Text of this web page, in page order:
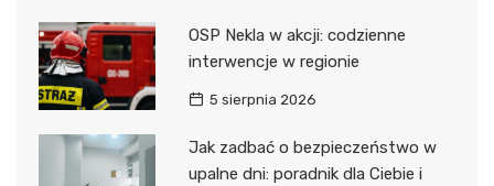
OSP Nekla w akcji: codzienne
interwencje w regionie
5 sierpnia 2026
Jak zadbać o bezpieczeństwo w
upalne dni: poradnik dla Ciebie i